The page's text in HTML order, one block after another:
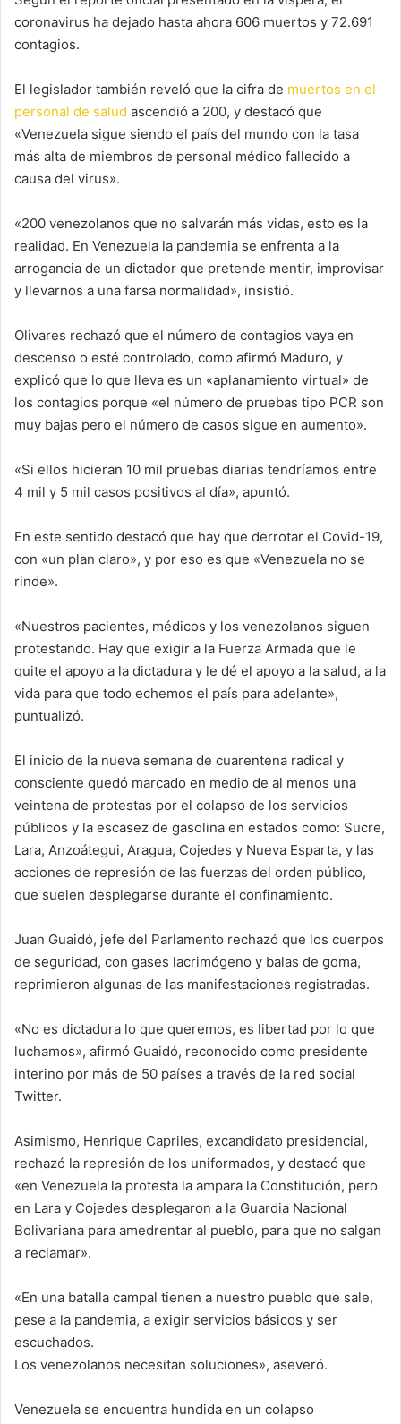
coronavirus ha dejado hasta ahora 606 muertos y 72.691
contagios.
El legislador también reveló que la cifra de muertos en el
personal de salud ascendió a 200, y destacó que
«Venezuela sigue siendo el país del mundo con la tasa
más alta de miembros de personal médico fallecido a
causa del virus».
«200 venezolanos que no salvarán más vidas, esto es la
realidad. En Venezuela la pandemia se enfrenta a la
arrogancia de un dictador que pretende mentir, improvisar
y llevarnos a una farsa normalidad», insistió.
Olivares rechazó que el número de contagios vaya en
descenso o esté controlado, como afirmó Maduro, y
explicó que lo que lleva es un «aplanamiento virtual» de
los contagios porque «el número de pruebas tipo PCR son
muy bajas pero el número de casos sigue en aumento».
«Si ellos hicieran 10 mil pruebas diarias tendríamos entre
4 mil y 5 mil casos positivos al día», apuntó.
En este sentido destacó que hay que derrotar el Covid-19,
con «un plan claro», y por eso es que «Venezuela no se
rinde».
«Nuestros pacientes, médicos y los venezolanos siguen
protestando. Hay que exigir a la Fuerza Armada que le
quite el apoyo a la dictadura y le dé el apoyo a la salud, a la
vida para que todo echemos el país para adelante»,
puntualizó.
El inicio de la nueva semana de cuarentena radical y
consciente quedó marcado en medio de al menos una
veintena de protestas por el colapso de los servicios
públicos y la escasez de gasolina en estados como: Sucre,
Lara, Anzoátegui, Aragua, Cojedes y Nueva Esparta, y las
acciones de represión de las fuerzas del orden público,
que suelen desplegarse durante el confinamiento.
Juan Guaidó, jefe del Parlamento rechazó que los cuerpos
de seguridad, con gases lacrimógeno y balas de goma,
reprimieron algunas de las manifestaciones registradas.
«No es dictadura lo que queremos, es libertad por lo que
luchamos», afirmó Guaidó, reconocido como presidente
interino por más de 50 países a través de la red social
Twitter.
Asimismo, Henrique Capriles, excandidato presidencial,
rechazó la represión de los uniformados, y destacó que
«en Venezuela la protesta la ampara la Constitución, pero
en Lara y Cojedes desplegaron a la Guardia Nacional
Bolivariana para amedrentar al pueblo, para que no salgan
a reclamar».
«En una batalla campal tienen a nuestro pueblo que sale,
pese a la pandemia, a exigir servicios básicos y ser
escuchados.
Los venezolanos necesitan soluciones», aseveró.
Venezuela se encuentra hundida en un colapso